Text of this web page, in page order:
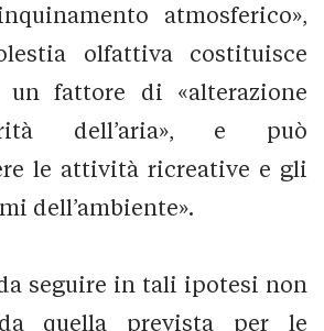
atmosferico»,
olfattiva costituisce
un fattore di «alterazione
dell’aria», e può
le attività ricreative e gli
dell’ambiente».
seguire in tali ipotesi non
quella prevista per le